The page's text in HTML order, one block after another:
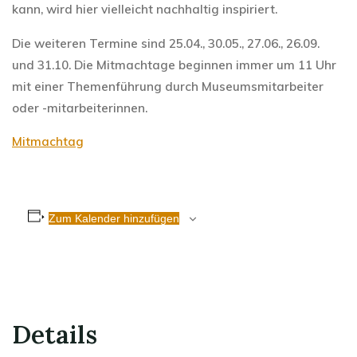
kann, wird hier vielleicht nachhaltig inspiriert.
Die weiteren Termine sind 25.04., 30.05., 27.06., 26.09.
und 31.10. Die Mitmachtage beginnen immer um 11 Uhr
mit einer Themenführung durch Museumsmitarbeiter
oder -mitarbeiterinnen.
Mitmachtag
Zum Kalender hinzufügen
Details